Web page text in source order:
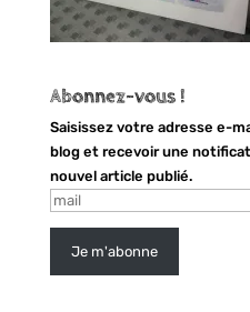
Abonnez-vous !
Saisissez votre adresse e-
blog et recevoir une
nouvel article publié.
mail
Je m'abonne